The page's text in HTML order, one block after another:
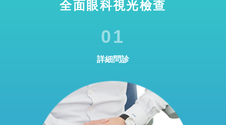
全面眼科視光檢查
01
詳細問診